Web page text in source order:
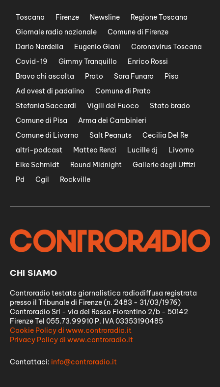
Toscana Firenze Newsline
Regione Toscana
Giornale radio nazionale
Comune di Firenze
Dario Nardella
Eugenio Giani
Coronavirus Toscana
Covid-19
Gimmy Tranquillo
Enrico Rossi
Bravo chi ascolta
Prato Sara Funaro
Pisa
Ad ovest di padalino
Comune di Prato
Stefania Saccardi
Vigili del Fuoco
Stato brado
Comune di Pisa
Arma dei Carabinieri
Comune di Livorno
Salt Peanuts
Cecilia Del Re
altri-podcast
Matteo Renzi Lucille dj
Livorno
Eike Schmidt
Round Midnight
Gallerie degli Uffizi
Pd
Cgil Rockville
CHI SIAMO
Controradio testata giornalistica radiodiffusa registrata
presso il Tribunale di Firenze (n. 2483 - 31/03/1976)
Controradio Srl - via del Rosso Fiorentino 2/b - 50142
Firenze Tel 055.73.99910 P. IVA 03353190485
Cookie Policy di www.controradio.it
Privacy Policy di www.controradio.it
Contattaci: info@controradio.it